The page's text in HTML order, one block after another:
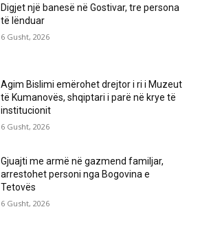
Digjet një banesë në Gostivar, tre persona
të lënduar
6 Gusht, 2026
Agim Bislimi emërohet drejtor i ri i Muzeut
të Kumanovës, shqiptari i parë në krye të
institucionit
6 Gusht, 2026
Gjuajti me armë në gazmend familjar,
arrestohet personi nga Bogovina e
Tetovës
6 Gusht, 2026